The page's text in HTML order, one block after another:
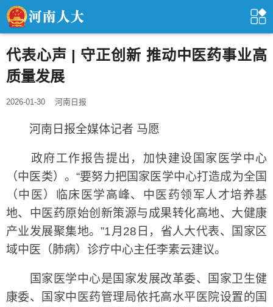
代表心声 | 守正创新 推动中医药事业高
质量发展
2026-01-30 河南日报
河南日报全媒体记者 马愿
政府工作报告提出，加快建设国家医学中心
（中医类）。“要努力把国家医学中心打造成为全国
（中医）临床医学高峰、中医药领军人才培养基
地、中医药原始创新策源与成果转化高地、大健康
产业发展聚集地。”1月28日，省人大代表、国家区
域中医（肺病）诊疗中心主任李素云建议。
国家医学中心是国家发展改革委、国家卫生健
康委、国家中医药管理局依托高水平医院设置的国